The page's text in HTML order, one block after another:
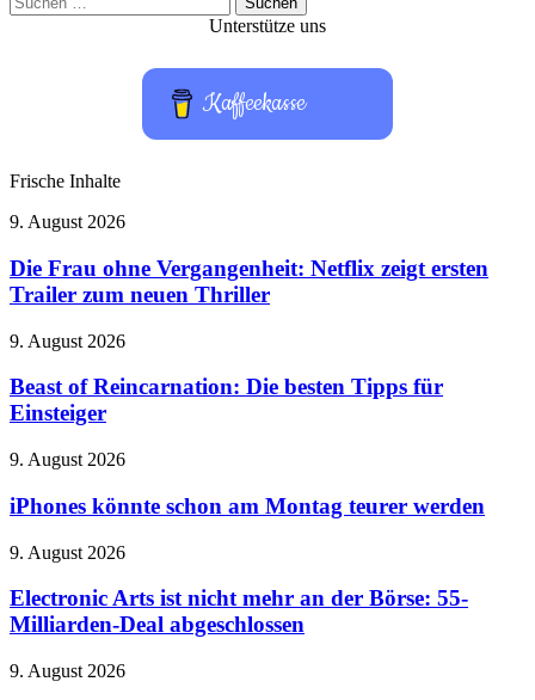
nach:
Unterstütze uns
Kaffeekasse
Frische Inhalte
Die
ohne
Vergangenheit:
Netflix
ersten
zum
neuen
9. August 2026
Die Frau ohne Vergangenheit: Netflix zeigt ersten
Trailer zum neuen Thriller
Beast
Reincarnation:
Die
besten
für
9. August 2026
Beast of Reincarnation: Die besten Tipps für
Einsteiger
iPhones
schon
am
Montag
teurer
werden
9. August 2026
iPhones könnte schon am Montag teurer werden
Electronic
ist
nicht
mehr
der
9. August 2026
Electronic Arts ist nicht mehr an der Börse: 55-
Milliarden-Deal abgeschlossen
OpenAI
9. August 2026